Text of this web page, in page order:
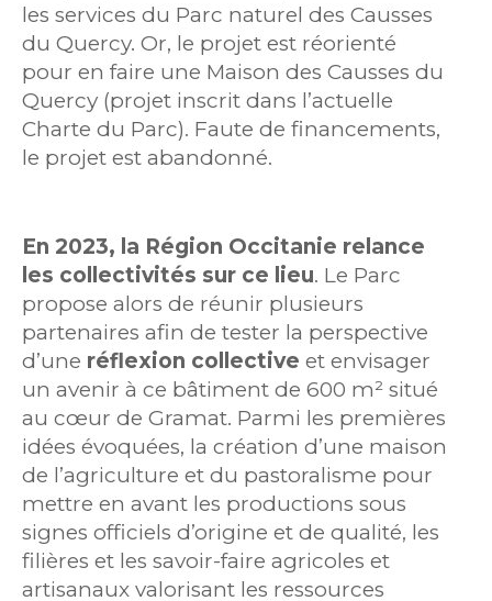
les services du Parc naturel des Causses
du Quercy. Or, le projet est réorienté
pour en faire une Maison des Causses du
Quercy (projet inscrit dans l’actuelle
Charte du Parc). Faute de financements,
le projet est abandonné.
En 2023, la Région Occitanie relance
les collectivités sur ce lieu. Le Parc
propose alors de réunir plusieurs
partenaires afin de tester la perspective
d’une réflexion collective et envisager
un avenir à ce bâtiment de 600 m² situé
au cœur de Gramat. Parmi les premières
idées évoquées, la création d’une maison
de l’agriculture et du pastoralisme pour
mettre en avant les productions sous
signes officiels d’origine et de qualité, les
filières et les savoir-faire agricoles et
artisanaux valorisant les ressources